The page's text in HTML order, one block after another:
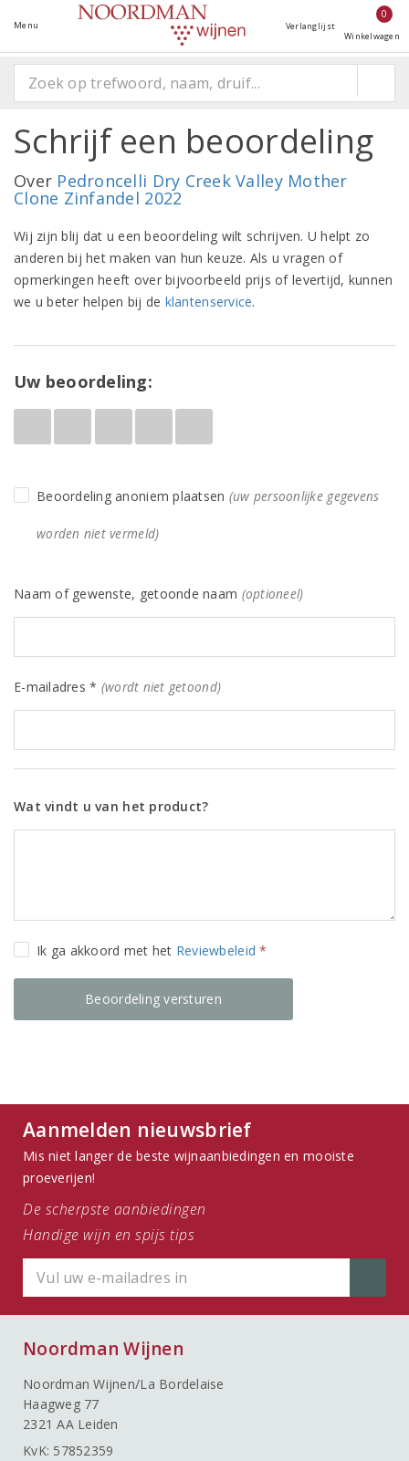
Menu Verlanglijst
0
Winkelwagen
Schrijf een beoordeling
Over Pedroncelli Dry Creek Valley Mother
Clone Zinfandel 2022
Wij zijn blij dat u een beoordeling wilt schrijven. U helpt zo
anderen bij het maken van hun keuze. Als u vragen of
opmerkingen heeft over bijvoorbeeld prijs of levertijd, kunnen
we u beter helpen bij de klantenservice.
Uw beoordeling:
Beoordeling anoniem plaatsen (uw persoonlijke gegevens
worden niet vermeld)
Naam of gewenste, getoonde naam (optioneel)
E-mailadres * (wordt niet getoond)
Wat vindt u van het product?
Ik ga akkoord met het Reviewbeleid *
Aanmelden nieuwsbrief
Mis niet langer de beste wijnaanbiedingen en mooiste
proeverijen!
De scherpste aanbiedingen
Handige wijn en spijs tips
Noordman Wijnen
Noordman Wijnen/La Bordelaise
Haagweg 77
2321 AA Leiden
KvK: 57852359